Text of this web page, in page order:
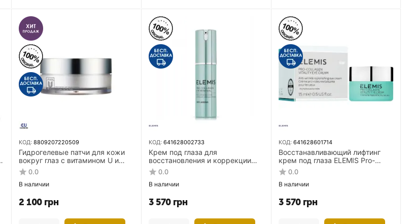
КОД: 8809207220509
Гидрогелевые патчи для кожи
вокруг глаз с витамином U и
пептидами CUSKIN Vitamin U
Hydro Gel Eye Patch 60 шт
0.0
В наличии
2 100 грн
КОД: 641628002733
Крем под глаза для
восстановления и коррекции
морщинок Про-Колаген ELEMIS
Pro-Collagen Eye Renewal Anti-
Age 15 мл
0.0
В наличии
3 570 грн
КОД: 641628601714
Восстанавливающий лифтинг
крем под глаза ELEMIS Pro-
Collagen Vitality Eye Cream 15 мл
0.0
В наличии
3 570 грн